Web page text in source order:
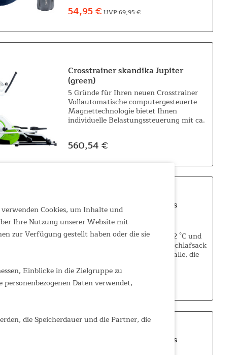
doch...
54,95 € UVP 69,95 €
Crosstrainer skandika Jupiter
(green)
5 Gründe für Ihren neuen Crosstrainer
Vollautomatische computergesteuerte
Magnettechnologie bietet Ihnen
individuelle Belastungssteuerung mit ca.
560,54 €
Schlafsack Dundee RV links
Deckenschlafsack mit
Komforttemperatur zwischen 12 °C und
2 °C Der Dundee ist unser Top-Schlafsack
in Deckenform und perfekt für alle, die
schätzen wissen. Die gerade, rechteckige
Form bietet,...
67,95 € UVP 84,95 €
Schlafsack Dundee RV links
Cookies, um Inhalte und
Ihre Nutzung unserer Website mit
zur Verfügung gestellt haben oder die sie
Einblicke in die Zielgruppe zu
Daten verwendet,
die Speicherdauer und die Partner, die